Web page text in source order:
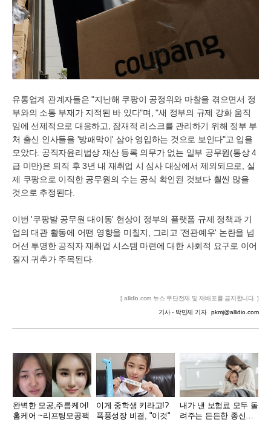
유통업계 관계자들은 "지난해 쿠팡이 공정위와 마찰을 겪으면서 정
부와의 소통 부재가 지적된 바 있다"며, "새 정부의 규제 강화 움직
임에 선제적으로 대응하고, 잠재적 리스크를 관리하기 위해 정부 부
처 출신 인사들을 '방패막이' 삼아 영입하는 것으로 보인다"고 입을
모았다. 공직자윤리법상 재산 등록 의무가 없는 일부 공무원(통상 4
급 미만)은 퇴직 후 3년 내 재취업 시 심사 대상에서 제외되므로, 실
제 쿠팡으로 이직한 공무원의 수는 공식 확인된 것보다 훨씬 많을
것으로 추정된다.
이번 '쿠팡발 공무원 대이동' 현상이 정부의 플랫폼 규제 정책과 기
업의 대관 활동에 어떤 영향을 미칠지, 그리고 '전관예우' 논란을 넘
어선 투명한 공직자 재취업 시스템 마련에 대한 사회적 요구로 이어
질지 귀추가 주목된다.
[ allidio.com 뉴스 무단전재 및 재배포를 금지합니다. ]
기사 - 박민제 기자 pkmj@allidio.com
완벽한 모공,주름케어!
홈케어 ~리프팅모공팩
이게 중학생 키라고!?
폭풍성장 비결, "이것"
내가 낸 보험료 모두 돌
려주는 든든한 종신보